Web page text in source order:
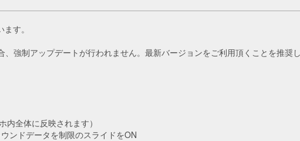
す。
強制アップデートが行われません。最新バージョンをご利用頂くことを推奨
全体に反映されます）
ドデータを制限のスライドをON